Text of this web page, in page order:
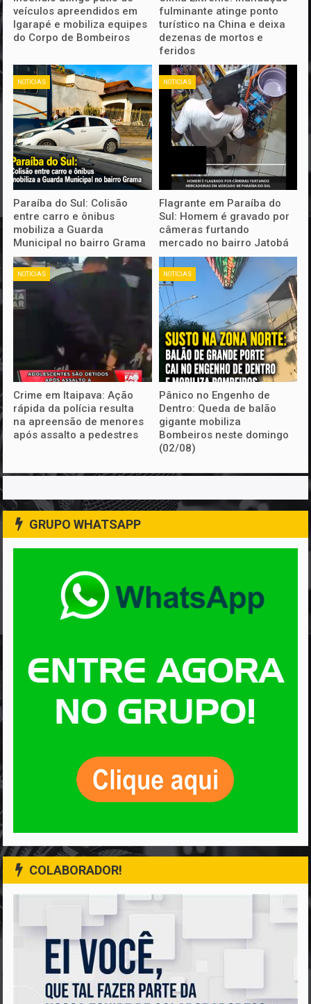
veículos apreendidos em
Igarapé e mobiliza equipes
do Corpo de Bombeiros
fulminante atinge ponto
turístico na China e deixa
dezenas de mortos e
feridos
NOTICIAS
Paraíba do Sul: Colisão
entre carro e ônibus
mobiliza a Guarda
Municipal no bairro Grama
NOTICIAS
Flagrante em Paraíba do
Sul: Homem é gravado por
câmeras furtando
mercado no bairro Jatobá
NOTICIAS
Crime em Itaipava: Ação
rápida da polícia resulta
na apreensão de menores
após assalto a pedestres
NOTICIAS
Pânico no Engenho de
Dentro: Queda de balão
gigante mobiliza
Bombeiros neste domingo
(02/08)
GRUPO WHATSAPP
COLABORADOR!